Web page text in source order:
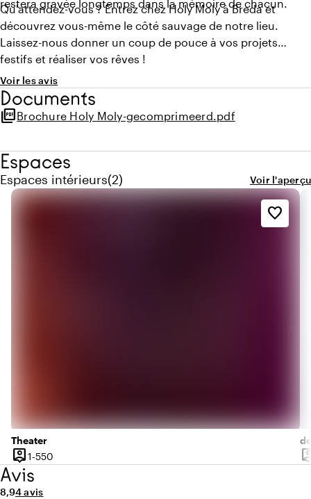
restera gravée longtemps dans la mémoire de chacun.
Qu'attendez-vous ? Entrez chez Holy Moly à Breda et
découvrez vous-même le côté sauvage de notre lieu.
Laissez-nous donner un coup de pouce à vos projets
festifs et réaliser vos rêves !
Voir les avis
Documents
picture_as_pdfBrochure Holy Moly-gecomprimeerd.pdf
Espaces
Espaces intérieurs
Quantité de espaces intérieurs : 2
(2) Voir l'aperçu
Theater
person_pin
Capacité
1-550
favorite_border
Avis
Note moyenne de 8,9 sur 10
8,9Nombre d'avis : 4
4 avis